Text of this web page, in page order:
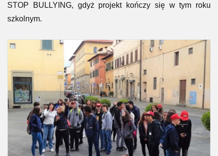
STOP BULLYING, gdyż projekt kończy się w tym roku
szkolnym.